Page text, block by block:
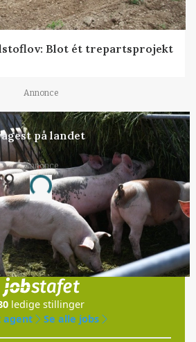
Blot ét trepartsprojekt
Annonce
på landet
Annonce
Loading...
Jobs
i samarbejde med
ledige stillinger
agent
Se alle jobs